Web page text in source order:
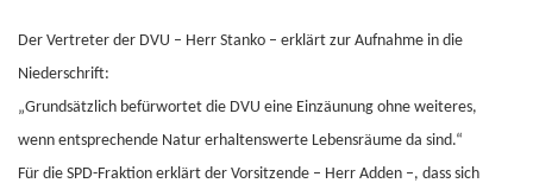
Der Vertreter der DVU – Herr Stanko – erklärt zur Aufnahme in die
Niederschrift:
„Grundsätzlich befürwortet die DVU eine Einzäunung ohne weiteres,
wenn entsprechende Natur erhaltenswerte Lebensräume da sind.“
Für die SPD-Fraktion erklärt der Vorsitzende – Herr Adden –, dass sich